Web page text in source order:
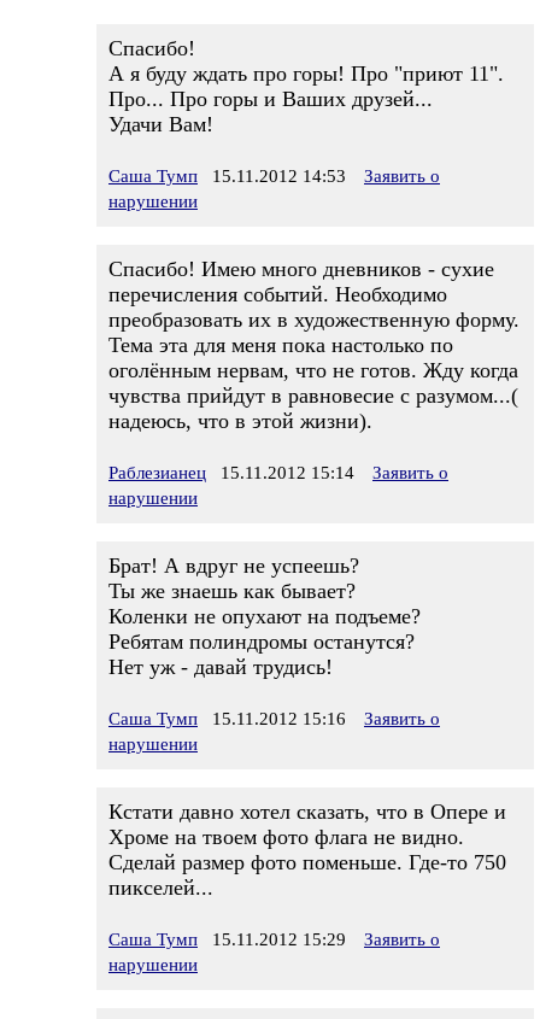
Спасибо!
А я буду ждать про горы! Про "приют 11".
Про... Про горы и Ваших друзей...
Удачи Вам!
Саша Тумп 15.11.2012 14:53
Заявить о
нарушении
Спасибо! Имею много дневников - сухие
перечисления событий. Необходимо
преобразовать их в художественную форму.
Тема эта для меня пока настолько по
оголённым нервам, что не готов. Жду когда
чувства прийдут в равновесие с разумом...(
надеюсь, что в этой жизни).
Раблезианец 15.11.2012 15:14
Заявить о
нарушении
Брат! А вдруг не успеешь?
Ты же знаешь как бывает?
Коленки не опухают на подъеме?
Ребятам полиндромы останутся?
Нет уж - давай трудись!
Саша Тумп 15.11.2012 15:16
Заявить о
нарушении
Кстати давно хотел сказать, что в Опере и
Хроме на твоем фото флага не видно.
Сделай размер фото поменьше. Где-то 750
пикселей...
Саша Тумп 15.11.2012 15:29
Заявить о
нарушении